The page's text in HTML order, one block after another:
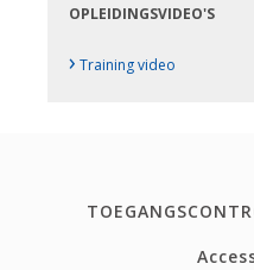
OPLEIDINGSVIDEO'S
› Training video